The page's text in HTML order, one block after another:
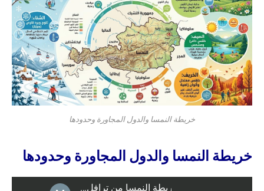
خريطة النمسا والدول المجاورة وحدودها
خريطة النمسا والدول المجاورة وحدودها